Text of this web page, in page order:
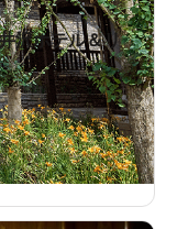
沢ホテル＆リ